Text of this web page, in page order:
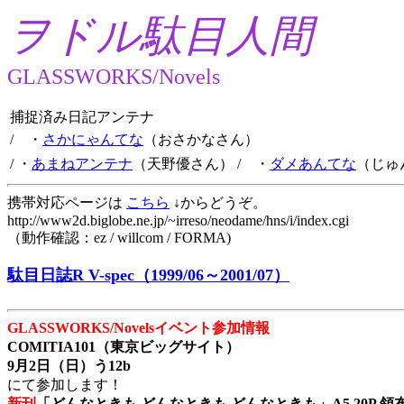
ヲドル駄目人間
GLASSWORKS/Novels
捕捉済み日記アンテナ
/ ・ さかにゃんてな （おさかなさん）
/ ・ あまねアンテナ （天野優さん） / ・ ダメあんてな （じ
携帯対応ページは こちら ↓からどうぞ。
http://www2d.biglobe.ne.jp/~irreso/neodame/hns/i/index.cgi
（動作確認：ez / willcom / FORMA)
駄目日誌R V-spec（1999/06～2001/07）
GLASSWORKS/Novelsイベント参加情報
COMITIA101（東京ビッグサイト）
9月2日（日）う12b
にて参加します！